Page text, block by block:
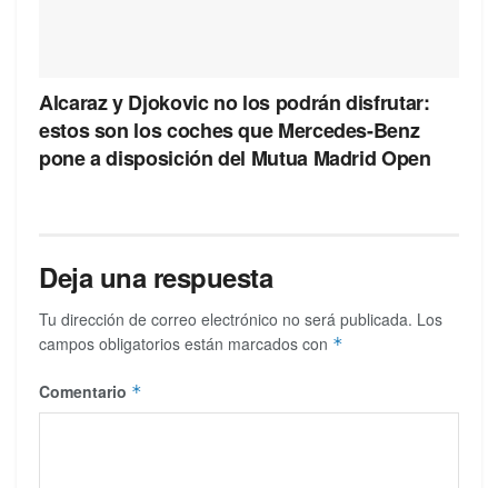
Alcaraz y Djokovic no los podrán disfrutar:
estos son los coches que Mercedes-Benz
pone a disposición del Mutua Madrid Open
Deja una respuesta
Tu dirección de correo electrónico no será publicada. Los
campos obligatorios están marcados con *
Comentario *